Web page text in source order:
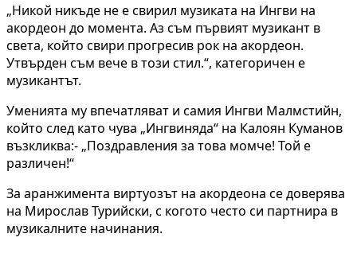
„Никой никъде не е свирил музиката на Ингви на
акордеон до момента. Аз съм първият музикант в
света, който свири прогресив рок на акордеон.
Утвърден съм вече в този стил.“, категоричен е
музикантът.
Уменията му впечатляват и самия Ингви Малмстийн,
който след като чува „Ингвиняда“ на Калоян Куманов
възкликва:- „Поздравления за това момче! Той е
различен!“
За аранжимента виртуозът на акордеона се доверява
на Мирослав Турийски, с когото често си партнира в
музикалните начинания.